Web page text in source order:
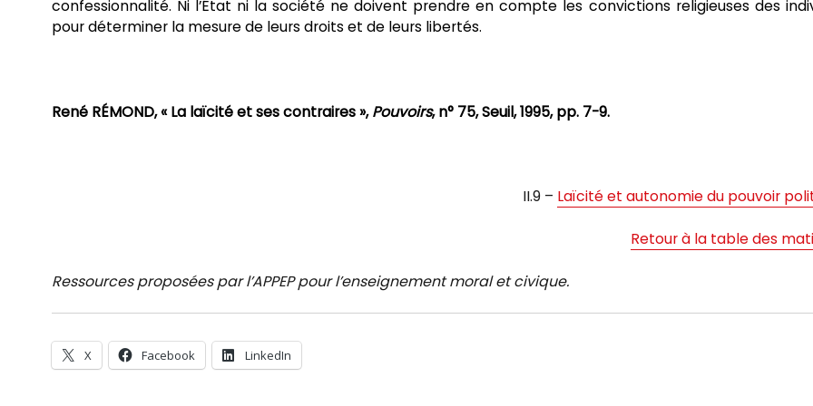
confessionnalité. Ni l’État ni la société ne doivent prendre en compte les convictions religieuses des
pour déterminer la mesure de leurs droits et de leurs libertés.
René RÉMOND, « La laïcité et ses contraires »,Pouvoirs, n° 75, Seuil, 1995, pp. 7-9.
II.9 – Laïcité et autonomie du pouvoir
Retour à la table des
Ressources proposées par l’APPEP pour l’enseignement moral et civique.
X Facebook LinkedIn